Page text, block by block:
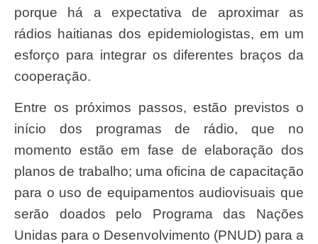
porque há a expectativa de aproximar as
rádios haitianas dos epidemiologistas, em um
esforço para integrar os diferentes braços da
cooperação.
Entre os próximos passos, estão previstos o
início dos programas de rádio, que no
momento estão em fase de elaboração dos
planos de trabalho; uma oficina de capacitação
para o uso de equipamentos audiovisuais que
serão doados pelo Programa das Nações
Unidas para o Desenvolvimento (PNUD) para a